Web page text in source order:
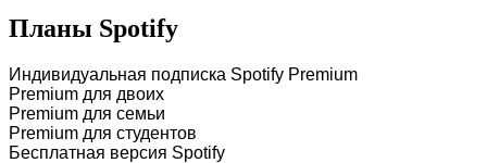
Планы Spotify
Индивидуальная подписка Spotify Premium
Premium для двоих
Premium для семьи
Premium для студентов
Бесплатная версия Spotify